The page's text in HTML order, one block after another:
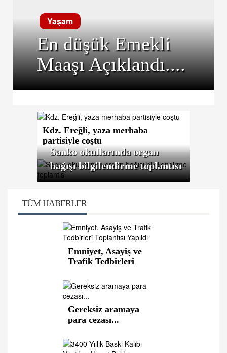
Yaşam
En düşük Emekli
Maaşı Açıklandı....
Kdz. Ereğli, yaza merhaba
partisiyle coştu
Sanko okullarında organ
bağışı bilgilendirme toplantısı
TÜM HABERLER
Emniyet, Asayiş ve
Trafik Tedbirleri
Gereksiz aramaya
para cezası...